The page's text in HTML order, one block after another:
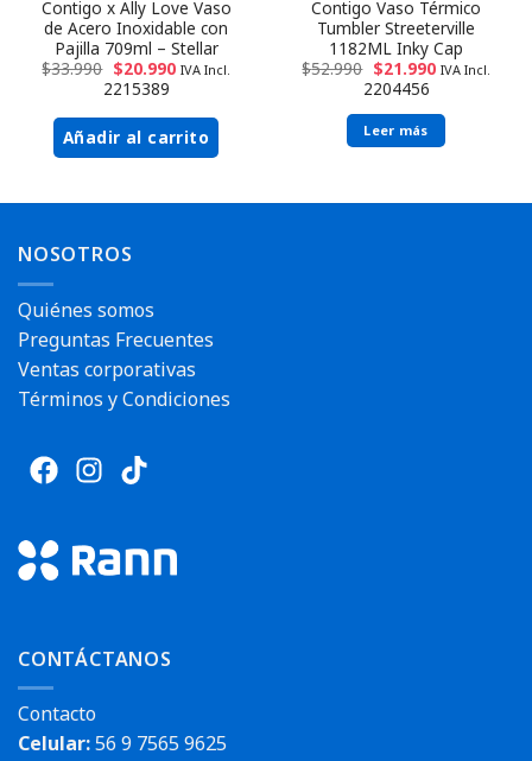
Contigo x Ally Love Vaso
de Acero Inoxidable con
Pajilla 709ml – Stellar
$33.990 $20.990 IVA Incl.
2215389
Añadir al carrito
Contigo Vaso Térmico
Tumbler Streeterville
1182ML Inky Cap
$52.990 $21.990 IVA Incl.
2204456
Leer más
NOSOTROS
Quiénes somos
Preguntas Frecuentes
Ventas corporativas
Términos y Condiciones
CONTÁCTANOS
Contacto
Celular:56 9 7565 9625